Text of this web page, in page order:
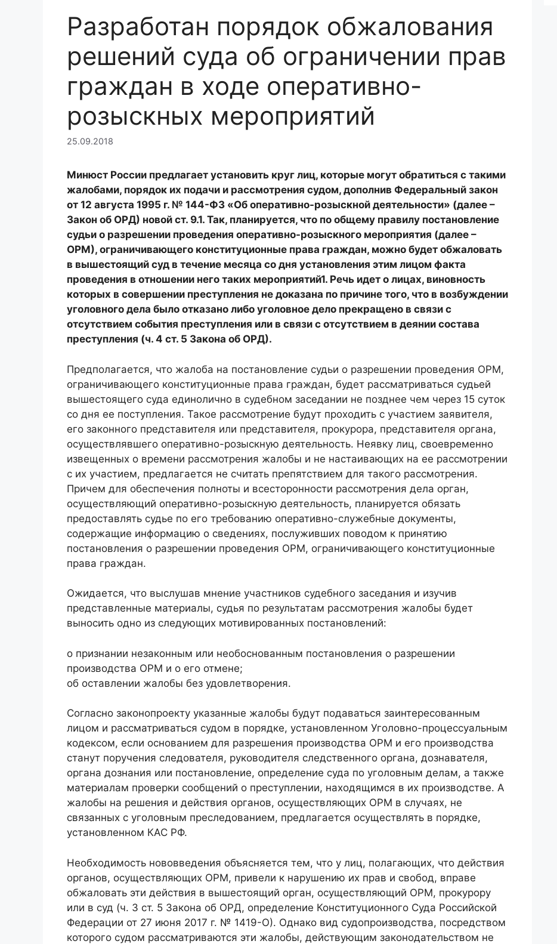
Разработан порядок обжалования
решений суда об ограничении прав
граждан в ходе оперативно-
розыскных мероприятий
25.09.2018
Минюст России предлагает установить круг лиц, которые могут обратиться с такими
жалобами, порядок их подачи и рассмотрения судом, дополнив Федеральный закон
от 12 августа 1995 г. № 144-ФЗ «Об оперативно-розыскной деятельности» (далее –
Закон об ОРД) новой ст. 9.1. Так, планируется, что по общему правилу постановление
судьи о разрешении проведения оперативно-розыскного мероприятия (далее –
ОРМ), ограничивающего конституционные права граждан, можно будет обжаловать
в вышестоящий суд в течение месяца со дня установления этим лицом факта
проведения в отношении него таких мероприятий1. Речь идет о лицах, виновность
которых в совершении преступления не доказана по причине того, что в возбуждении
уголовного дела было отказано либо уголовное дело прекращено в связи с
отсутствием события преступления или в связи с отсутствием в деянии состава
преступления (ч. 4 ст. 5 Закона об ОРД).
Предполагается, что жалоба на постановление судьи о разрешении проведения ОРМ,
ограничивающего конституционные права граждан, будет рассматриваться судьей
вышестоящего суда единолично в судебном заседании не позднее чем через 15 суток
со дня ее поступления. Такое рассмотрение будут проходить с участием заявителя,
его законного представителя или представителя, прокурора, представителя органа,
осуществлявшего оперативно-розыскную деятельность. Неявку лиц, своевременно
извещенных о времени рассмотрения жалобы и не настаивающих на ее рассмотрении
с их участием, предлагается не считать препятствием для такого рассмотрения.
Причем для обеспечения полноты и всесторонности рассмотрения дела орган,
осуществляющий оперативно-розыскную деятельность, планируется обязать
предоставлять судье по его требованию оперативно-служебные документы,
содержащие информацию о сведениях, послуживших поводом к принятию
постановления о разрешении проведения ОРМ, ограничивающего конституционные
права граждан.
Ожидается, что выслушав мнение участников судебного заседания и изучив
представленные материалы, судья по результатам рассмотрения жалобы будет
выносить одно из следующих мотивированных постановлений:
о признании незаконным или необоснованным постановления о разрешении
производства ОРМ и о его отмене;
об оставлении жалобы без удовлетворения.
Согласно законопроекту указанные жалобы будут подаваться заинтересованным
лицом и рассматриваться судом в порядке, установленном Уголовно-процессуальным
кодексом, если основанием для разрешения производства ОРМ и его производства
станут поручения следователя, руководителя следственного органа, дознавателя,
органа дознания или постановление, определение суда по уголовным делам, а также
материалам проверки сообщений о преступлении, находящимся в их производстве. А
жалобы на решения и действия органов, осуществляющих ОРМ в случаях, не
связанных с уголовным преследованием, предлагается осуществлять в порядке,
установленном КАС РФ.
Необходимость нововведения объясняется тем, что у лиц, полагающих, что действия
органов, осуществляющих ОРМ, привели к нарушению их прав и свобод, вправе
обжаловать эти действия в вышестоящий орган, осуществляющий ОРМ, прокурору
или в суд (ч. 3 ст. 5 Закона об ОРД, определение Конституционного Суда Российской
Федерации от 27 июня 2017 г. № 1419-О). Однако вид судопроизводства, посредством
которого судом рассматриваются эти жалобы, действующим законодательством не